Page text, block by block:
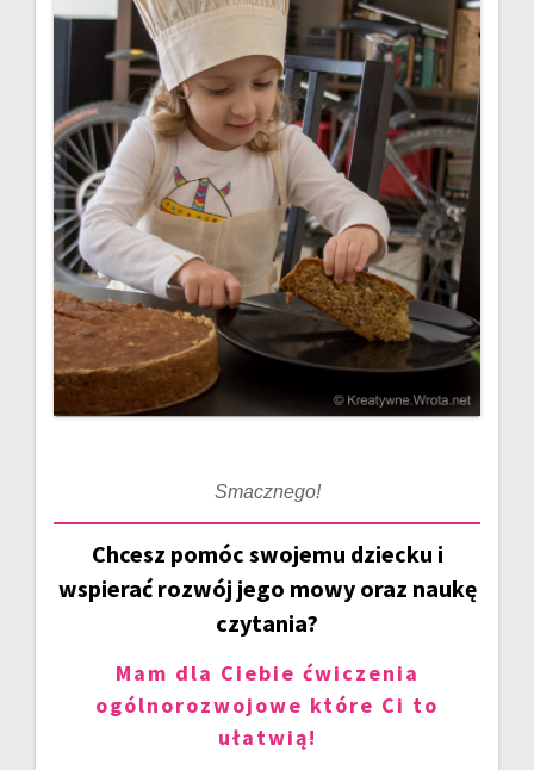
Smacznego!
Chcesz pomóc swojemu dziecku i
wspierać rozwój jego mowy oraz naukę
czytania?
Mam dla Ciebie ćwiczenia
ogólnorozwojowe które Ci to
ułatwią!